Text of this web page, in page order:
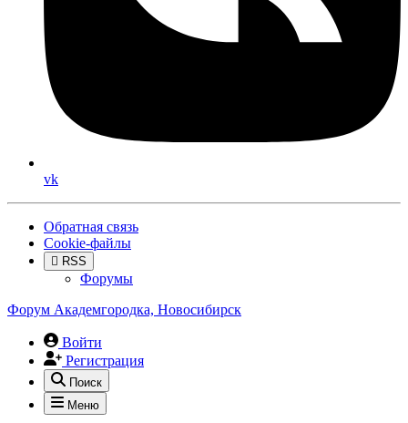
vk
Обратная связь
Cookie-файлы
RSS
Форумы
Форум Академгородка, Новосибирск
Войти
Регистрация
Поиск
Меню